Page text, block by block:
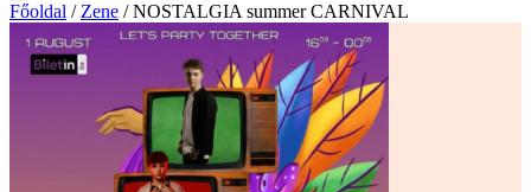
Főoldal / Zene / NOSTALGIA summer CARNIVAL